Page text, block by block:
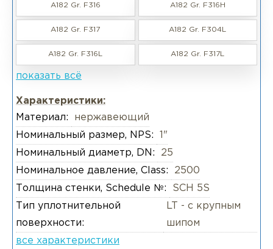
A182 Gr. F316 A182 Gr. F316H
A182 Gr. F317 A182 Gr. F304L
A182 Gr. F316L A182 Gr. F317L
показать всё
Характеристики:
Материал:
нержавеющий
Номинальный размер, NPS:
1"
Номинальный диаметр, DN:
25
Номинальное давление, Class:
2500
Толщина стенки, Schedule №:
SCH 5S
Тип уплотнительной
поверхности:
LT - с крупным
шипом
все характеристики